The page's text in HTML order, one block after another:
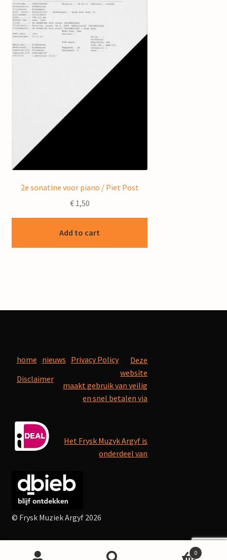
2e sonatine voor piano / Piet Post
€1,50
Add to cart
home nieuws Privacy Policy
Disclaimer
Deze
website
maakt gebruik van veilig
en snel betalen via
Het Frysk Muzyk Argyf is
onderdeel van
© Frysk Muziek Argyf 2026
0